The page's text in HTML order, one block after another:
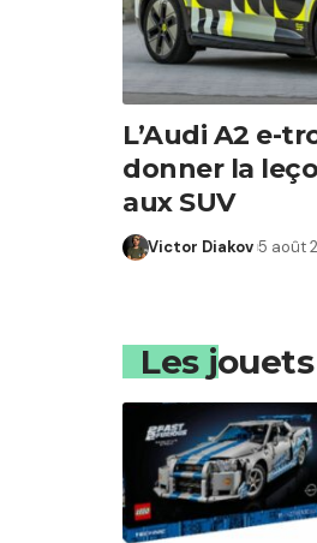
L’Audi A2 e-
donner la
aux SUV
Victor Diakov 5 août
Les jouets